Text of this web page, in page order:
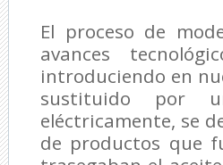
El proceso de
avances
introduciendo en
sustituido por
eléctricamente, se
de productos que